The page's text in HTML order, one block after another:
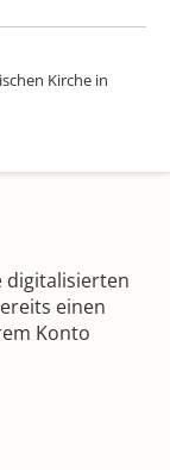
Kirche in
digitalisierten
einen
Konto